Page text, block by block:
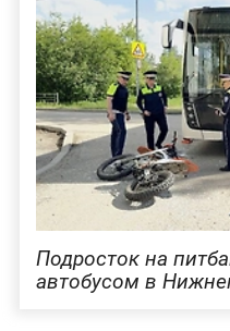
Подросток на
автобусом в